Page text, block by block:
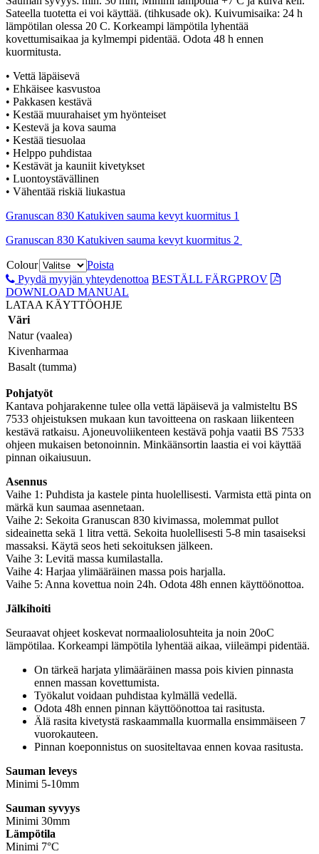
Sateella tuotetta ei voi käyttää. (tihkusade ok). Kuivumisaika: 24 h
lämpötilan olessa 20 C. Korkeampi lämpötila lyhentää
kovettumisaikaa ja kylmempi pidentää. Odota 48 h ennen
kuormitusta.
• Vettä läpäisevä
• Ehkäisee kasvustoa
• Pakkasen kestävä
• Kestää muurahaiset ym hyönteiset
• Kestevä ja kova sauma
• Kestää tiesuolaa
• Helppo puhdistaa
• Kestävät ja kauniit kivetykset
• Luontoystävällinen
• Vähentää riskiä liukastua
Granuscan 830 Katukiven sauma kevyt kuormitus 1
Granuscan 830 Katukiven sauma kevyt kuormitus 2
Colour
Poista
Pyydä myyjän yhteydenottoa BESTÄLL FÄRGPROV
DOWNLOAD MANUAL
LATAA KÄYTTÖOHJE
Väri
Natur (vaalea)
Kivenharmaa
Basalt (tumma)
Pohjatyöt
Kantava pohjarakenne tulee olla vettä läpäisevä ja valmisteltu BS
7533 ohjeistuksen mukaan kun tavoitteena on raskaan liikenteen
kestävä ratkaisu. Ajoneuvoliikenteen kestävä pohja vaatii BS 7533
ohjeen mukaisen betonoinnin. Minkäänsortin laastia ei voi käyttää
pinnan oikaiusuun.
Asennus
Vaihe 1: Puhdista ja kastele pinta huolellisesti. Varmista että pinta on
märkä kun saumaa asennetaan.
Vaihe 2: Sekoita Granuscan 830 kivimassa, molemmat pullot
sideainetta sekä 1 litra vettä. Sekoita huolellisesti 5-8 min tasaiseksi
massaksi. Käytä seos heti sekoituksen jälkeen.
Vaihe 3: Levitä massa kumilastalla.
Vaihe 4: Harjaa ylimääräinen massa pois harjalla.
Vaihe 5: Anna kovettua noin 24h. Odota 48h ennen käyttöönottoa.
Jälkihoiti
Seuraavat ohjeet koskevat normaaliolosuhteita ja noin 20oC
lämpötilaa. Korkeampi lämpötila lyhentää aikaa, viileämpi pidentää.
On tärkeä harjata ylimääräinen massa pois kivien pinnasta
ennen massan kovettumista.
Työkalut voidaan puhdistaa kylmällä vedellä.
Odota 48h ennen pinnan käyttöönottoa tai rasitusta.
Älä rasita kivetystä raskaammalla kuormalla ensimmäiseen 7
vuorokauteen.
Pinnan koeponnistus on suositeltavaa ennen kovaa rasitusta.
Sauman leveys
Minimi 5-10mm
Sauman syvyys
Minimi 30mm
Lämpötila
Minimi 7°C